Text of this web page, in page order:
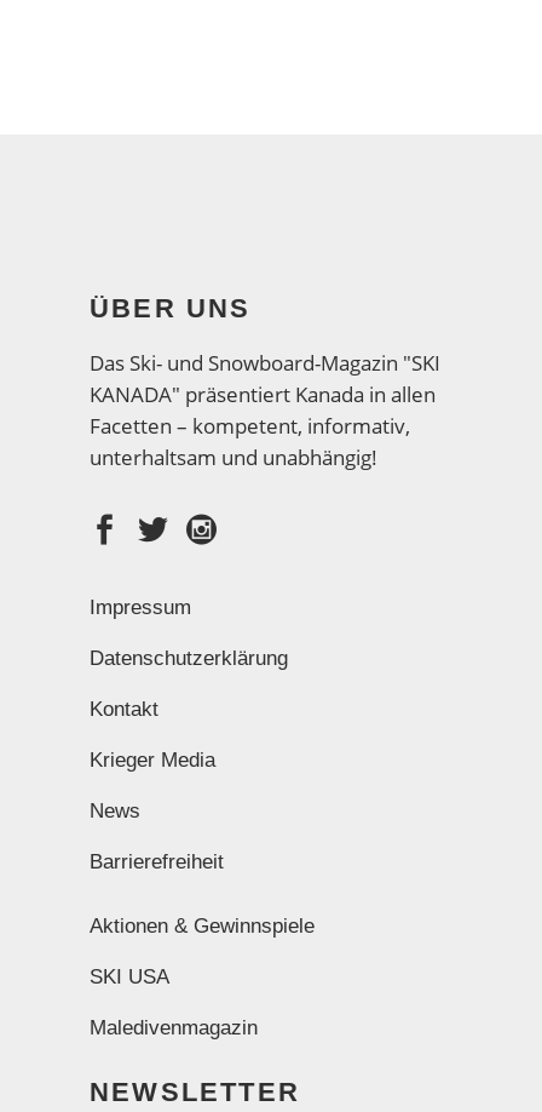
ÜBER UNS
Das Ski- und Snowboard-Magazin "SKI
KANADA" präsentiert Kanada in allen
Facetten – kompetent, informativ,
unterhaltsam und unabhängig!
Impressum
Datenschutzerklärung
Kontakt
Krieger Media
News
Barrierefreiheit
Aktionen & Gewinnspiele
SKI USA
Maledivenmagazin
NEWSLETTER